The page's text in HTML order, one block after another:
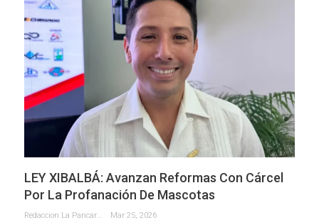
LEY XIBALBÁ: Avanzan Reformas Con Cárcel
Por La Profanación De Mascotas
Mar 25, 2026